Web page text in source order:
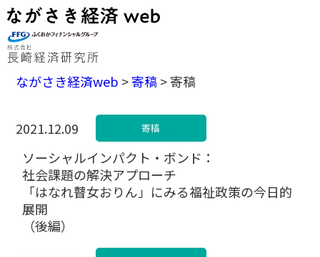
ながさき経済web >寄稿 >寄稿
2021.12.09 寄稿
ソーシャルインパクト・ボンド：
社会課題の解決アプローチ
「はなれ瞽女おりん」にみる福祉政策の今日的
展開
（後編）